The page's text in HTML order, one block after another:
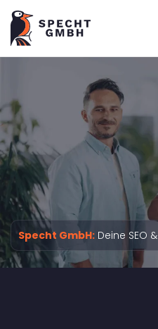
Specht GmbH: Deine SEO &